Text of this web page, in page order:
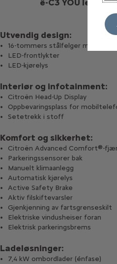
ë-C3 YOU leveres
Utvendig design:
16-tommers stålfelger med
LED-frontlykter
LED-kjørelys
Interiør og infotainment:
Citroën Head-Up Display
Oppbevaringsplass for
Setetrekk i stoff
Komfort og sikkerhet:
Citroën Advanced Comfort®-
Parkeringssensorer bak
Manuelt klimaanlegg
Automatisk kjørelys
Active Safety Brake
Aktiv filskiftevarsler
Gjenkjenning av fartsgrenseskilt
Elektriske vindusheiser foran
Elektrisk parkeringsbrems
Ladeløsninger:
7,4 kW ombordlader (énfase)